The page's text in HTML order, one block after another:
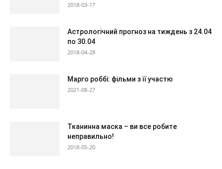
2018-03-17
Астрологічний прогноз на тиждень з 24.04
по 30.04
2018-04-28
Марго роббі: фільми з її участю
2021-08-27
Тканинна маска – ви все робите
неправильно!
2018-05-20